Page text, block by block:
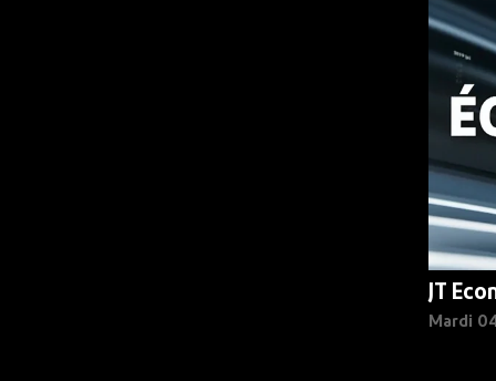
JT
Mardi